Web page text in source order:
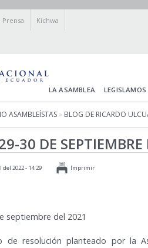
Prensa Kichwa
LA ASAMBLEA LEGISLAMOS
ASAMBLEÍSTAS » BLOG DE RICARDO
30 DE SEPTIEMBRE
2022 - 14:29 Imprimir
septiembre del 2021
de resolución planteado por la